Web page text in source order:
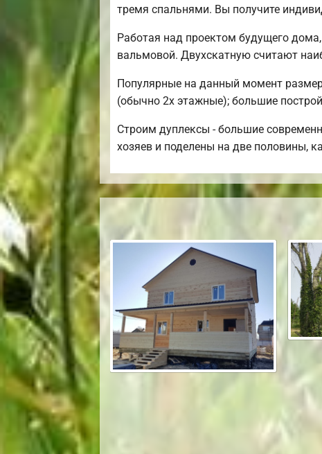
тремя спальнями. Вы получите
Работая над проектом будущего
вальмовой. Двухскатную считают
Популярные на данный момент
(обычно 2х этажные); большие
Строим дуплексы - большие
хозяев и поделены на две половины,